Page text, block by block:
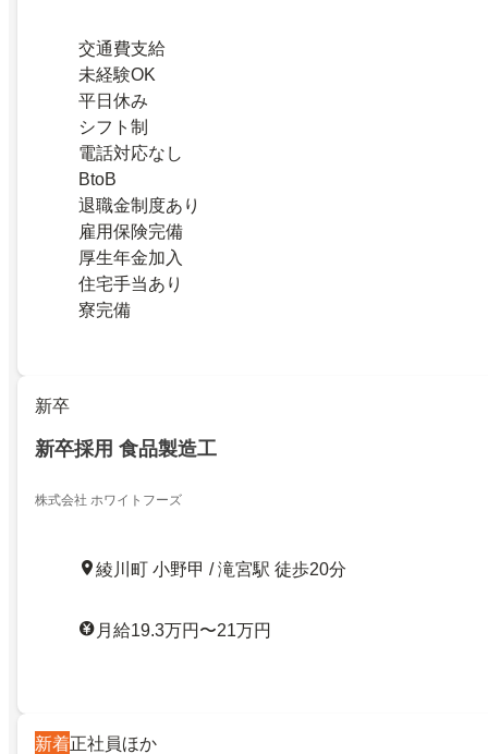
交通費支給
未経験OK
平日休み
シフト制
電話対応なし
BtoB
退職金制度あり
雇用保険完備
厚生年金加入
住宅手当あり
寮完備
新卒
新卒採用 食品製造工
株式会社 ホワイトフーズ
綾川町 小野甲 / 滝宮駅 徒歩20分
月給19.3万円〜21万円
新着正社員ほか